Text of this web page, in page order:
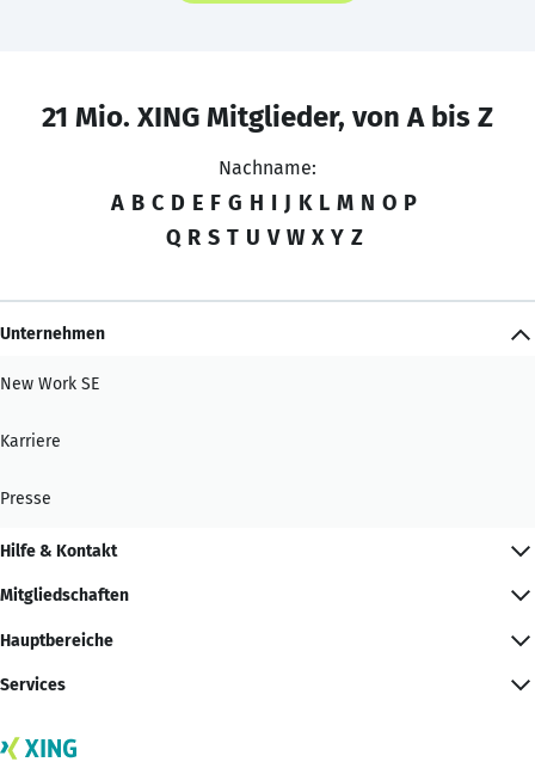
21 Mio. XING Mitglieder, von A bis Z
Nachname:
A B C D E F G H I J K L M N O P
Q R S T U V W X Y Z
Unternehmen
New Work SE
Karriere
Presse
Hilfe & Kontakt
Mitgliedschaften
Hauptbereiche
Services